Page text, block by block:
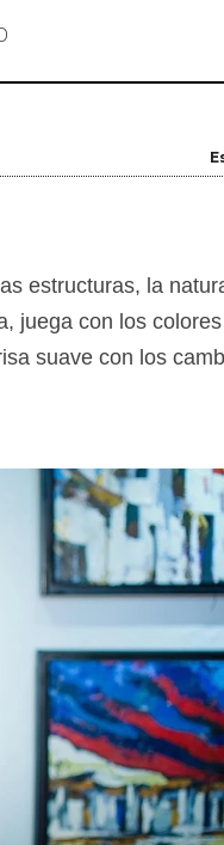
estructuras, la
juega con los
suave con los